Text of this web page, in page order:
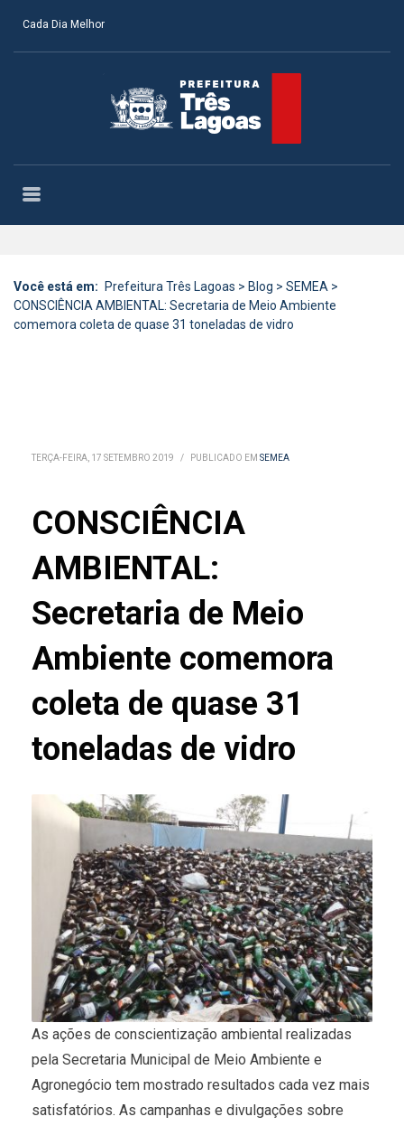
Cada Dia Melhor
Você está em: Prefeitura Três Lagoas > Blog > SEMEA >
CONSCIÊNCIA AMBIENTAL: Secretaria de Meio Ambiente
comemora coleta de quase 31 toneladas de vidro
TERÇA-FEIRA, 17 SETEMBRO 2019 / PUBLICADO EM SEMEA
CONSCIÊNCIA
AMBIENTAL:
Secretaria de Meio
Ambiente comemora
coleta de quase 31
toneladas de vidro
As ações de conscientização ambiental realizadas
pela Secretaria Municipal de Meio Ambiente e
Agronegócio tem mostrado resultados cada vez mais
satisfatórios. As campanhas e divulgações sobre